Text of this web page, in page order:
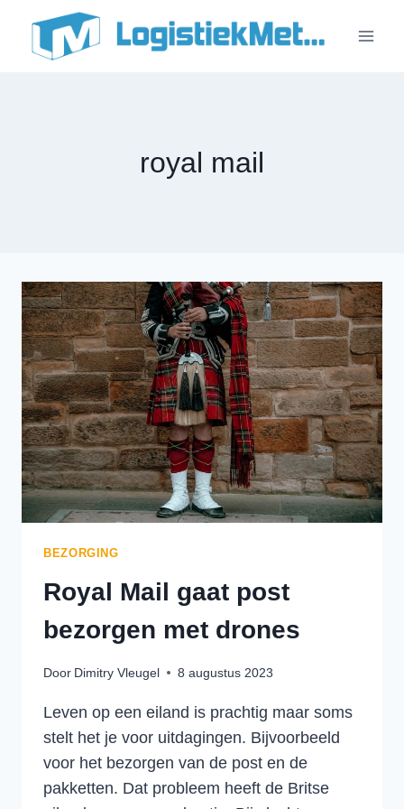
Doorgaan
inhoud
royal mail
BEZORGING
Royal Mail gaat post
bezorgen met drones
Door Dimitry Vleugel 8 augustus 2023
Leven op een eiland is prachtig maar soms
stelt het je voor uitdagingen. Bijvoorbeeld
voor het bezorgen van de post en de
pakketten. Dat probleem heeft de Britse